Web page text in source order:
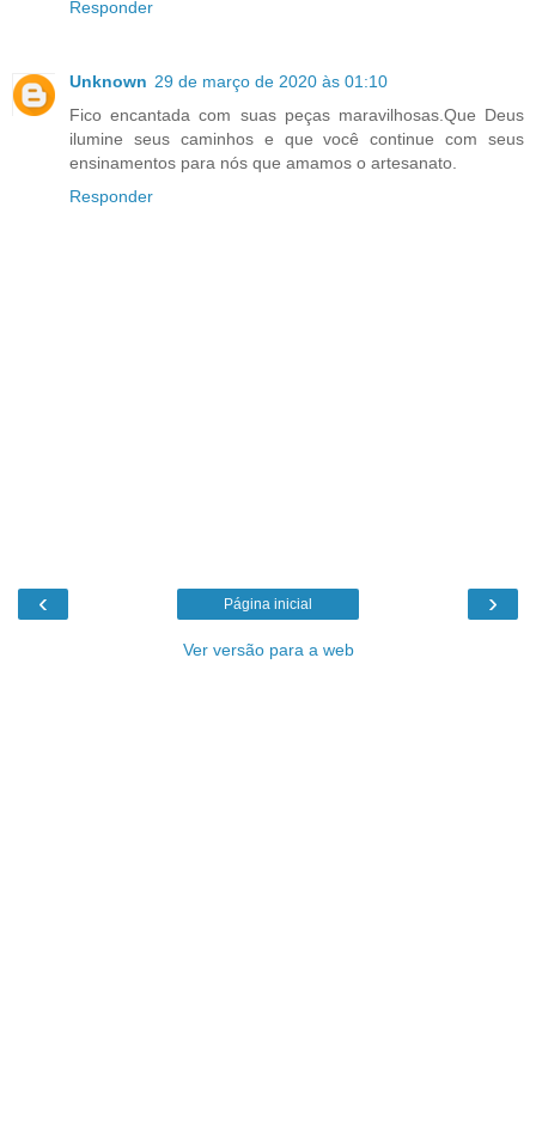
Responder
Unknown 29 de março de 2020 às 01:10
Fico encantada com suas peças maravilhosas.Que Deus
ilumine seus caminhos e que você continue com seus
ensinamentos para nós que amamos o artesanato.
Responder
‹ ›
Página inicial
Ver versão para a web